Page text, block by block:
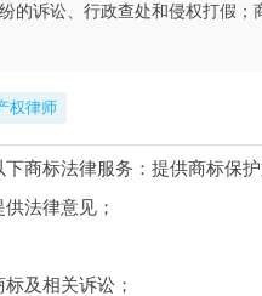
的诉讼、行政查处和侵权打假
权律师
商标法律服务：提供商标保
法律意见；
及相关诉讼；